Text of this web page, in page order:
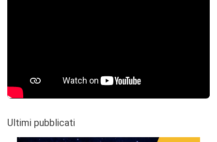
Ultimi pubblicati